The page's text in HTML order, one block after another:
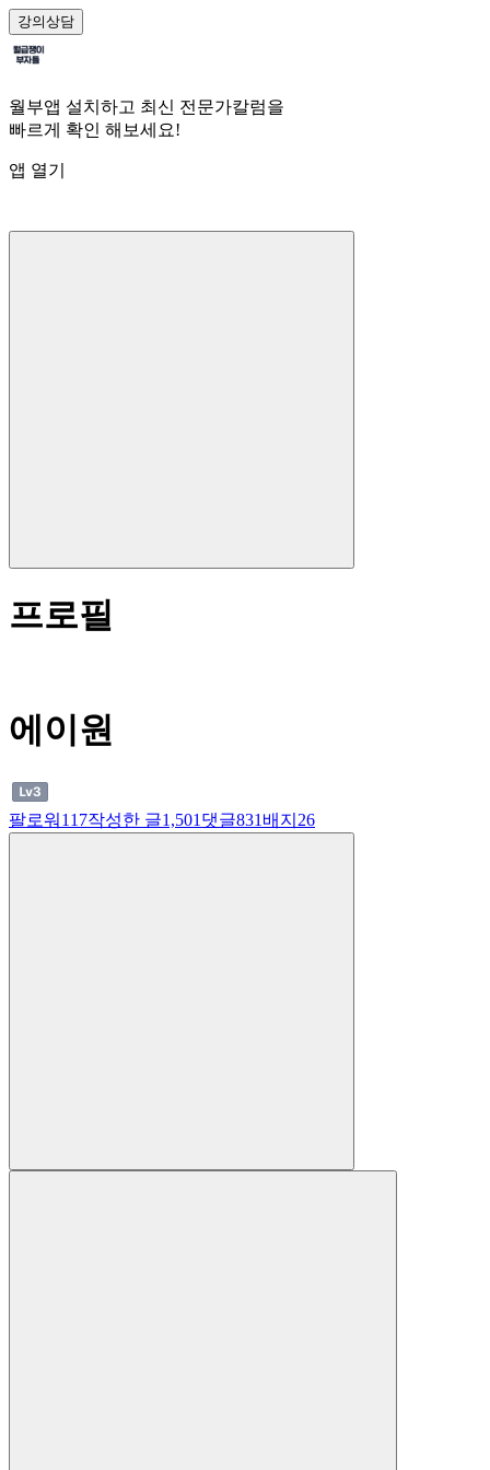
강의상담
월부앱 설치하고 최신 전문가칼럼을
빠르게 확인 해보세요!
앱 열기
프로필
에이원
팔로워 117작성한 글1,501 댓글831 배지 26